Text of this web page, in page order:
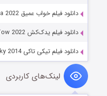
دانلود فیلم خواب عمیق Ipersonnia 2022
دانلود فیلم یدک‌کش Tow 2022
دانلود فیلم تیکی تاکی Ticky Tacky 2014
لینک‌های کاربردی